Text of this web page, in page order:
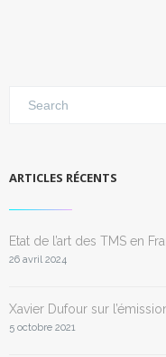
ARTICLES RÉCENTS
Etat de l’art des TMS en
26 avril 2024
Xavier Dufour sur
5 octobre 2021